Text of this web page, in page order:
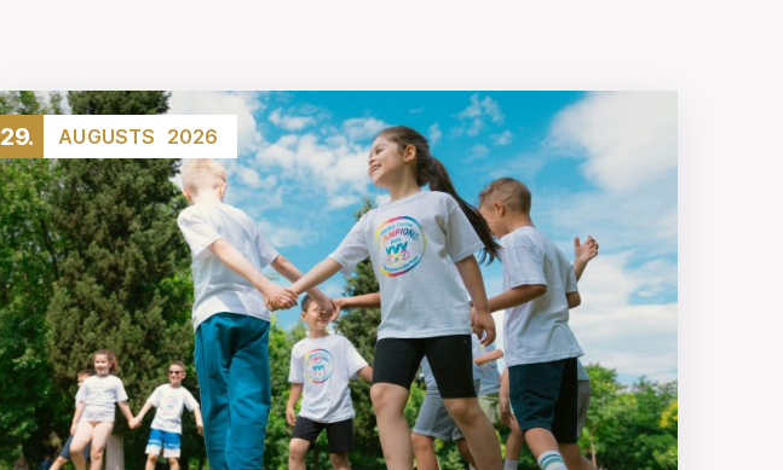
29. AUGUSTS 2026